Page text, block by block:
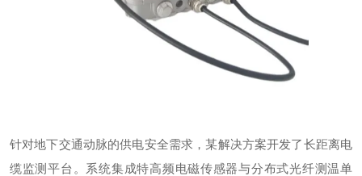
针对地下交通动脉的供电安全需求，某解决方案开发了长距离电
缆监测平台。系统集成特高频电磁传感器与分布式光纤测温单